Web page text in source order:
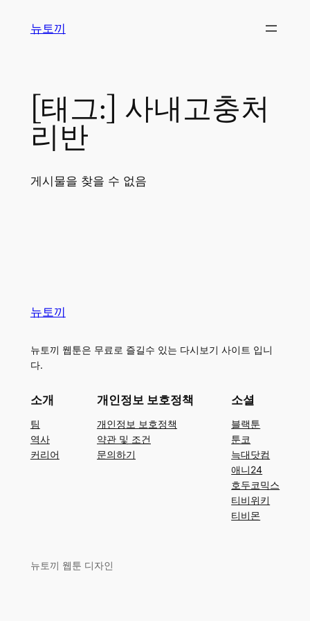
뉴토끼
[태그:] 사내고충처
리반
게시물을 찾을 수 없음
뉴토끼
뉴토끼 웹툰은 무료로 즐길수 있는 다시보기 사이트 입니
다.
소개
팀
역사
커리어
개인정보 보호정책
개인정보 보호정책
약관 및 조건
문의하기
소셜
블랙툰
툰코
늑대닷컴
애니24
호두코믹스
티비위키
티비몬
뉴토끼 웹툰 디자인